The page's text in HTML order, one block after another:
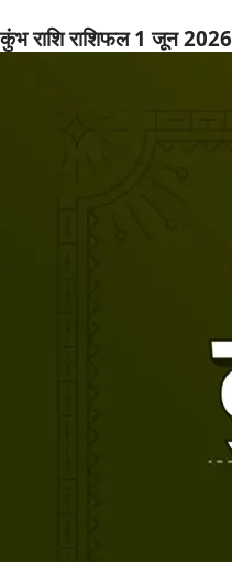
कुंभ राशि राशिफल 1 जून 2026